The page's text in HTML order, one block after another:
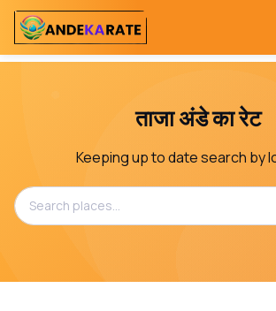
ताजा अंडे का रेट
Keeping up to date search by